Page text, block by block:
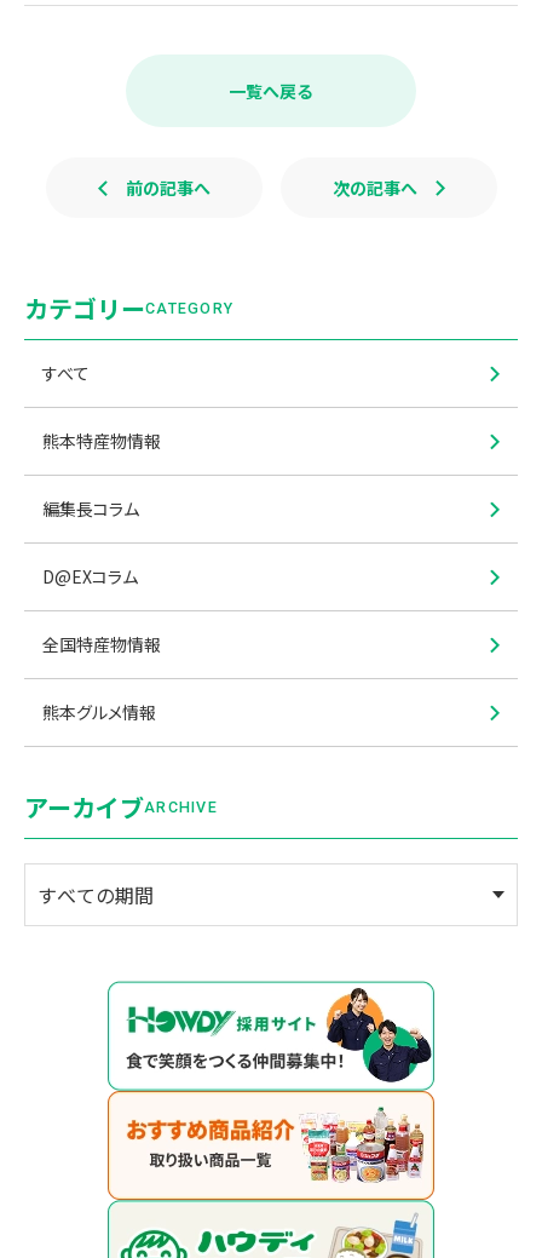
a
e
k
i
e
一覧へ戻る
前の記事へ 次の記事へ
カテゴリーCATEGORY
すべて
熊本特産物情報
編集長コラム
D@EXコラム
全国特産物情報
熊本グルメ情報
アーカイブARCHIVE